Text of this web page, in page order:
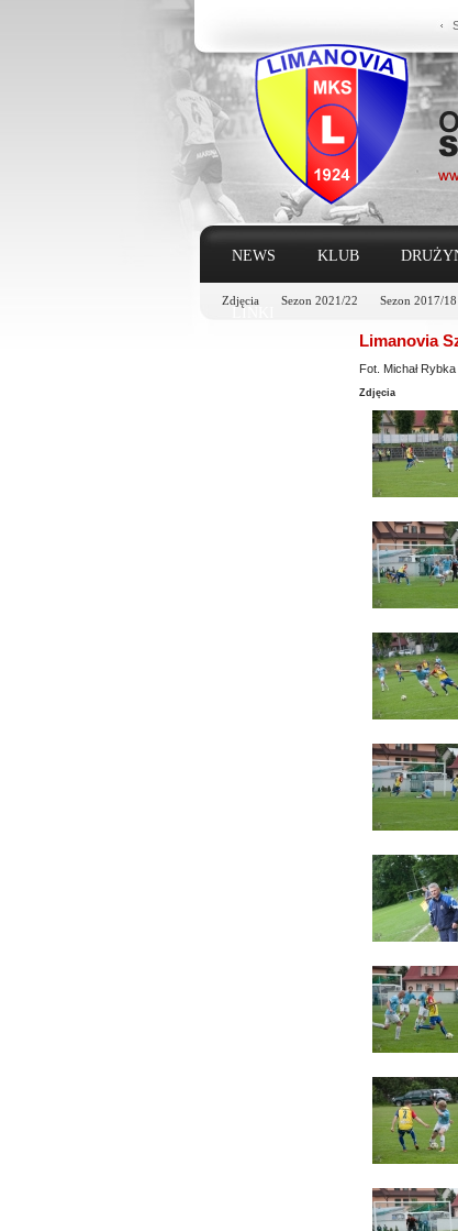
NEWS KLUB
Zdjęcia Sezon 2021/22 Sezon 2017/18
LINKI
Limanovia
Fot. Michał
Zdjęcia